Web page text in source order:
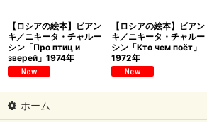
【ロシアの絵本】ビアン
キ／ニキータ・チャルー
シン「Про птиц и
зверей」1974年
【ロシアの絵本】ビアン
キ／ニキータ・チャルー
シン「Кто чем поёт」
1972年
ホーム